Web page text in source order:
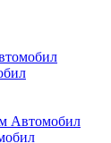
Автомобил